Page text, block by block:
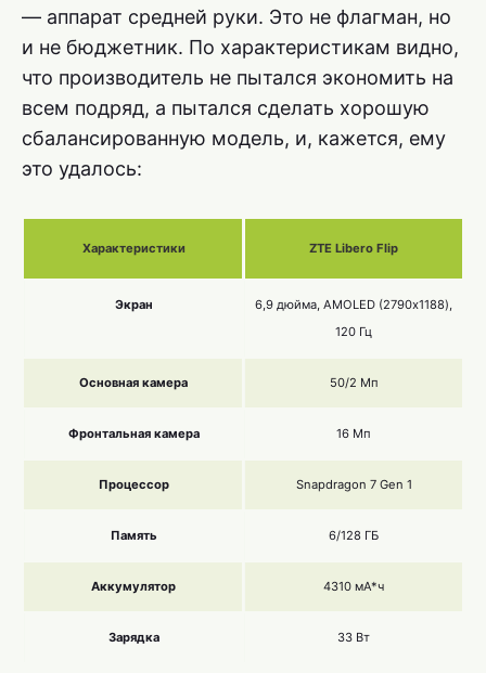
— аппарат средней руки. Это не флагман, но
и не бюджетник. По характеристикам видно,
что производитель не пытался экономить на
всем подряд, а пытался сделать хорошую
сбалансированную модель, и, кажется, ему
это удалось:
Характеристики ZTE Libero Flip
Экран
6,9 дюйма, AMOLED (2790х1188),
120 Гц
Основная камера 50/2 Мп
Фронтальная камера 16 Мп
Процессор Snapdragon 7 Gen 1
Память 6/128 ГБ
Аккумулятор 4310 мА*ч
Зарядка 33 Вт